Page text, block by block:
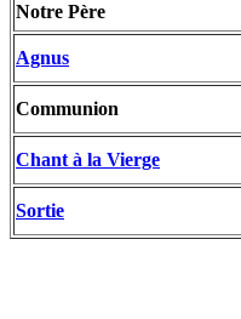
Notre Père
Agnus
Communion
Chant à la Vierge
Sortie